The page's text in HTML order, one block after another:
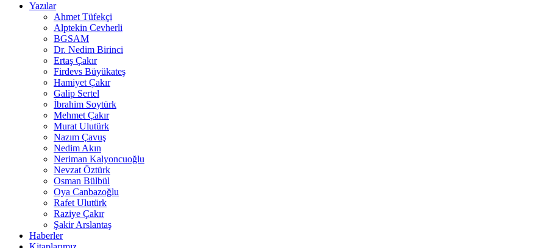
Yazılar
Ahmet Tüfekçi
Alptekin Cevherli
BGSAM
Dr. Nedim Birinci
Ertaş Çakır
Firdevs Büyükateş
Hamiyet Çakır
Galip Sertel
İbrahim Soytürk
Mehmet Çakır
Murat Ulutürk
Nazım Çavuş
Nedim Akın
Neriman Kalyoncuoğlu
Nevzat Öztürk
Osman Bülbül
Oya Canbazoğlu
Rafet Ulutürk
Raziye Çakır
Şakir Arslantaş
Haberler